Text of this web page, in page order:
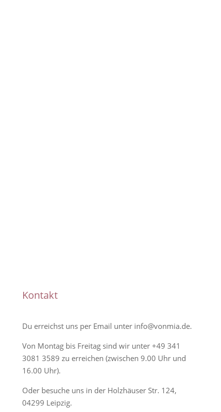
Kontakt
Du erreichst uns per Email unter info@vonmia.de.
Von Montag bis Freitag sind wir unter +49 341
3081 3589 zu erreichen (zwischen 9.00 Uhr und
16.00 Uhr).
Oder besuche uns in der Holzhäuser Str. 124,
04299 Leipzig.